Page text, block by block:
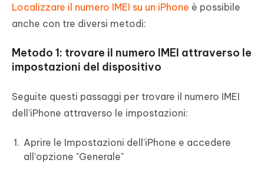
Localizzare il numero IMEI su un iPhone è possibile
anche con tre diversi metodi:
Metodo 1: trovare il numero IMEI attraverso le
impostazioni del dispositivo
Seguite questi passaggi per trovare il numero IMEI
dell'iPhone attraverso le impostazioni:
Aprire le Impostazioni dell'iPhone e accedere
all'opzione "Generale"